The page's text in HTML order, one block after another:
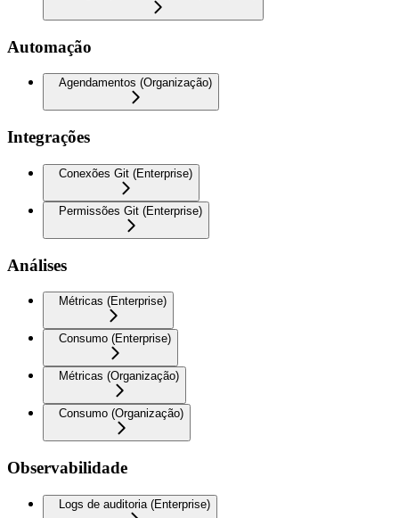
Automação
Agendamentos (Organização)
Integrações
Conexões Git (Enterprise)
Permissões Git (Enterprise)
Análises
Métricas (Enterprise)
Consumo (Enterprise)
Métricas (Organização)
Consumo (Organização)
Observabilidade
Logs de auditoria (Enterprise)